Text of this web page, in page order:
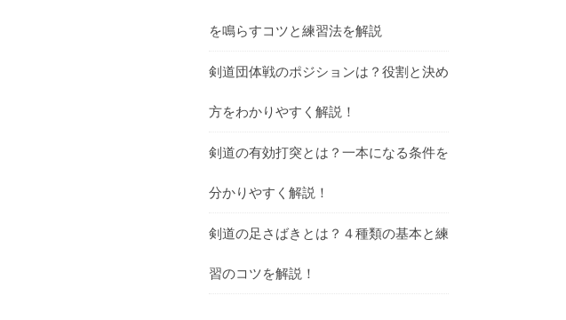
を鳴らすコツと練習法を解説
剣道団体戦のポジションは？役割と決め
方をわかりやすく解説！
剣道の有効打突とは？一本になる条件を
分かりやすく解説！
剣道の足さばきとは？４種類の基本と練
習のコツを解説！